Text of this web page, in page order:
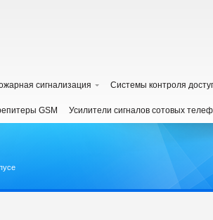
сигнализация Системы контроля
GSM Усилители сигналов сотовых